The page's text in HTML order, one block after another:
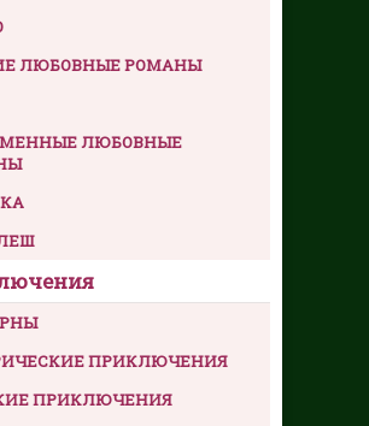
ЛЮБОВНЫЕ РОМАНЫ
ЛЮБОВНЫЕ
ПРИКЛЮЧЕНИЯ
ПРИКЛЮЧЕНИЯ